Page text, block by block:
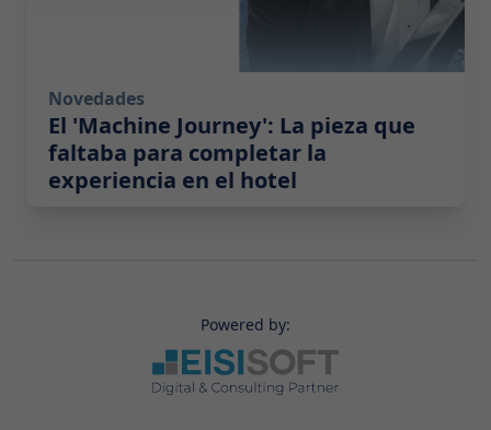
Novedades
El 'Machine Journey': La pieza que
faltaba para completar la
experiencia en el hotel
Powered by: